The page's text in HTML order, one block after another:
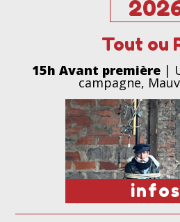
Tout ou
15h Avant première|
campagne,
infos